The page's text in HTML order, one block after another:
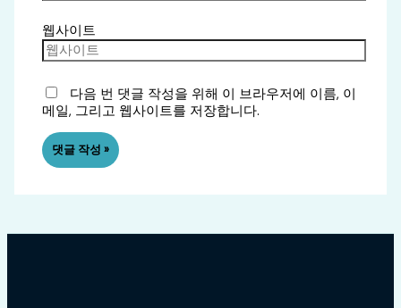
웹사이트
다음 번 댓글 작성을 위해 이 브라우저에 이름, 이
메일, 그리고 웹사이트를 저장합니다.